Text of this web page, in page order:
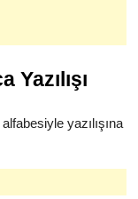
yazılışına